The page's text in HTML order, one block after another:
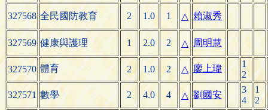
327568 全民國防教育 2 1.0 1 △ 賴淑秀
327569 健康與護理 1 2.0 2 △ 周明慧
327570 體育 2 1.0 2 △ 廖上瑋
1
2
327571 數學 2 4.0 4 △ 劉國安
3
4
1
2